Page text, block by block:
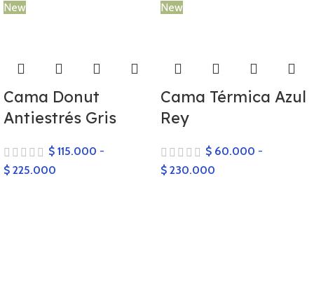
New
Cama Donut
Antiestrés Gris
$ 115.000 -
$ 225.000
New
Cama Térmica Azul
Rey
$ 60.000 -
$ 230.000